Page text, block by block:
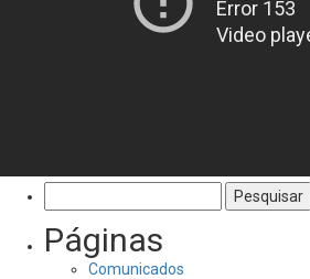
por:
Páginas
Comunicados